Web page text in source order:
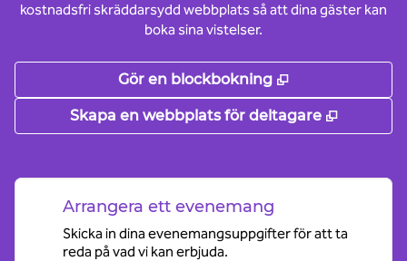
kostnadsfri skräddarsydd webbplats så att dina gäster kan
boka sina vistelser.
Gör en blockbokning ,
Skapa en webbplats för deltagare ,
Arrangera ett evenemang
Skicka in dina evenemangsuppgifter för att ta
reda på vad vi kan erbjuda.